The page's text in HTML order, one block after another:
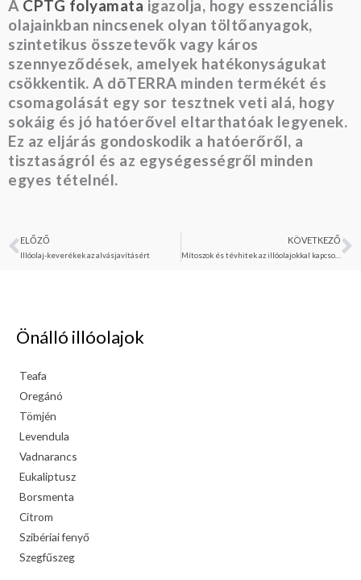
A CPTG folyamata igazolja, hogy esszenciális
olajainkban nincsenek olyan töltőanyagok,
szintetikus összetevők vagy káros
szennyeződések, amelyek hatékonyságukat
csökkentik. A dōTERRA minden termékét és
csomagolását egy sor tesztnek veti alá, hogy
sokáig és jó hatóerővel eltarthatóak legyenek.
Ez az eljárás gondoskodik a hatóerőről, a
tisztaságról és az egységességről minden
egyes tételnél.
Előző
ELŐZŐ
Illóolaj-keverékek az alvásjavításért
KÖVETKEZŐ
Mítoszok és tévhitek az illóolajokkal kapcsolatban
Önálló illóolajok
Teafa
Oregánó
Tömjén
Levendula
Vadnarancs
Eukaliptusz
Borsmenta
Citrom
Szibériai fenyő
Szegfűszeg